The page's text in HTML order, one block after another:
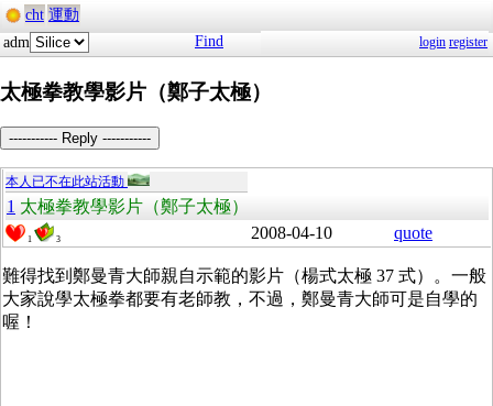
cht 運動
adm
Find login register
太極拳教學影片（鄭子太極）
----------- Reply -----------
本人已不在此站活動
1 太極拳教學影片（鄭子太極）
1 3 2008-04-10 quote
難得找到鄭曼青大師親自示範的影片（楊式太極 37 式）。一般
大家說學太極拳都要有老師教，不過，鄭曼青大師可是自學的
喔！